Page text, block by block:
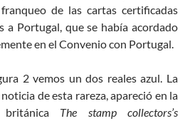
de las cartas certificadas
a Portugal, que se había acordado
en el Convenio con Portugal.
2 vemos un dos reales azul. La
de esta rareza, apareció en la
británica The stamp collectors’s